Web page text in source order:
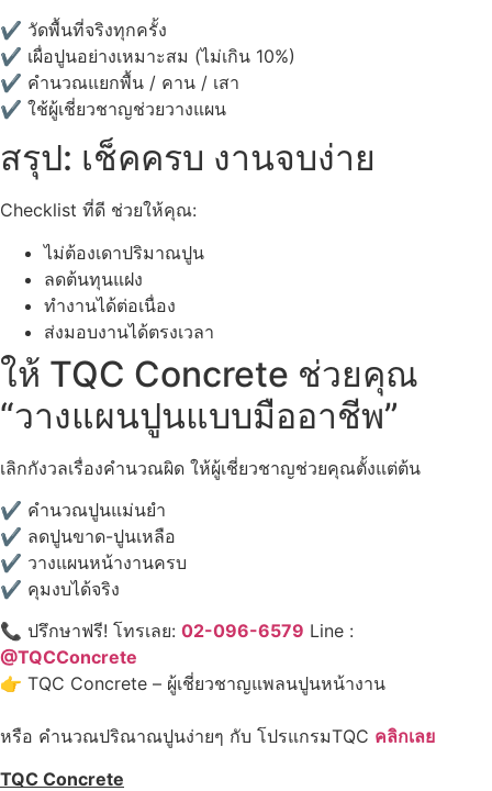
✔ วัดพื้นที่จริงทุกครั้ง
✔ เผื่อปูนอย่างเหมาะสม (ไม่เกิน 10%)
✔ คำนวณแยกพื้น / คาน / เสา
✔ ใช้ผู้เชี่ยวชาญช่วยวางแผน
สรุป: เช็คครบ งานจบง่าย
Checklist ที่ดี ช่วยให้คุณ:
ไม่ต้องเดาปริมาณปูน
ลดต้นทุนแฝง
ทำงานได้ต่อเนื่อง
ส่งมอบงานได้ตรงเวลา
ให้ TQC Concrete ช่วยคุณ
“วางแผนปูนแบบมืออาชีพ”
เลิกกังวลเรื่องคำนวณผิด ให้ผู้เชี่ยวชาญช่วยคุณตั้งแต่ต้น
✔ คำนวณปูนแม่นยำ
✔ ลดปูนขาด-ปูนเหลือ
✔ วางแผนหน้างานครบ
✔ คุมงบได้จริง
📞 ปรึกษาฟรี! โทรเลย: 02-096-6579 Line :
@TQCConcrete
👉 TQC Concrete – ผู้เชี่ยวชาญแพลนปูนหน้างาน
หรือ คำนวณปริณาณปูนง่ายๆ กับ โปรแกรมTQC คลิกเลย
TQC Concrete